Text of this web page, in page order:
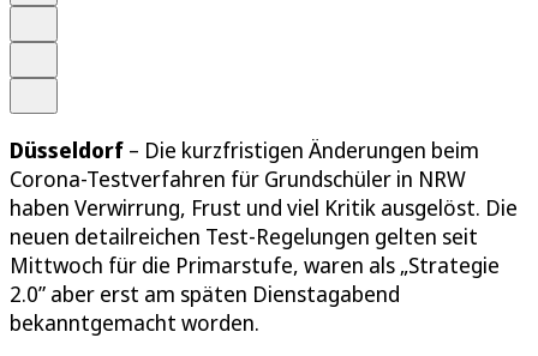
Düsseldorf – Die kurzfristigen Änderungen beim
Corona-Testverfahren für Grundschüler in NRW
haben Verwirrung, Frust und viel Kritik ausgelöst. Die
neuen detailreichen Test-Regelungen gelten seit
Mittwoch für die Primarstufe, waren als „Strategie
2.0” aber erst am späten Dienstagabend
bekanntgemacht worden.